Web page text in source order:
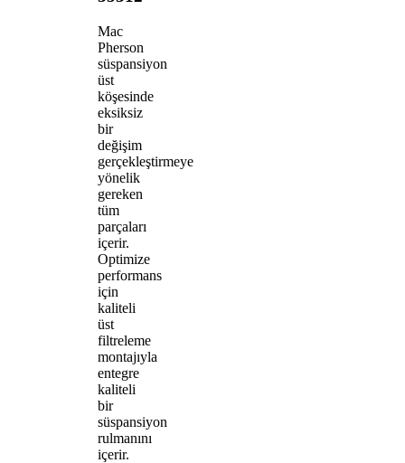
Mac
Pherson
süspansiyon
üst
köşesinde
eksiksiz
bir
değişim
gerçekleştirmeye
yönelik
gereken
tüm
parçaları
içerir.
Optimize
performans
için
kaliteli
üst
filtreleme
montajıyla
entegre
kaliteli
bir
süspansiyon
rulmanını
içerir.